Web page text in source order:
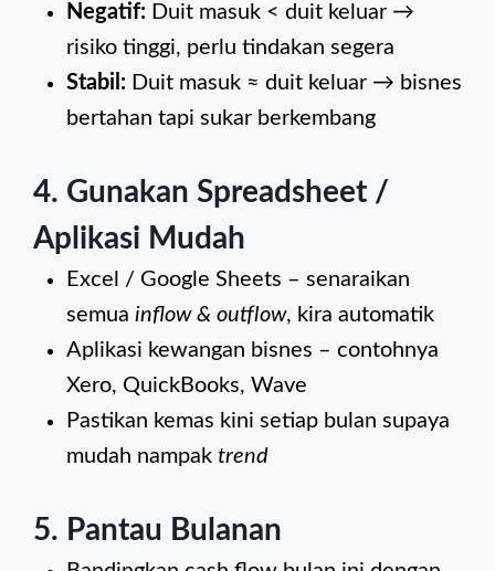
Negatif: Duit masuk < duit keluar →
risiko tinggi, perlu tindakan segera
Stabil: Duit masuk ≈ duit keluar → bisnes
bertahan tapi sukar berkembang
4. Gunakan Spreadsheet /
Aplikasi Mudah
Excel / Google Sheets – senaraikan
semua inflow & outflow, kira automatik
Aplikasi kewangan bisnes – contohnya
Xero, QuickBooks, Wave
Pastikan kemas kini setiap bulan supaya
mudah nampak trend
5. Pantau Bulanan